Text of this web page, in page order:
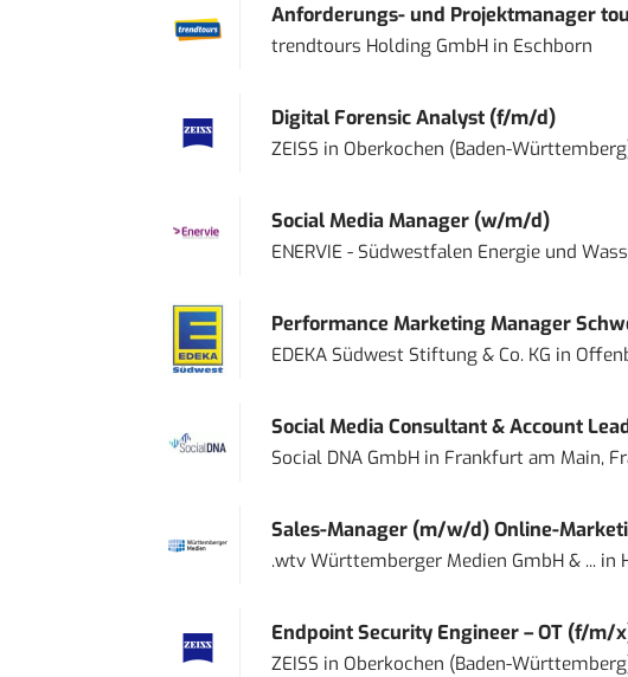
Anforderungs- und Projektmanager
trendtours Holding GmbHin Eschborn
Digital Forensic Analyst (f/m/d)
ZEISS in Oberkochen (Baden-
Social Media Manager (w/m/d)
ENERVIE - Südwestfalen Energie und
Performance Marketing Manager
EDEKA Südwest Stiftung & Co. KG in
Social Media Consultant & Account
Social DNA GmbHin Frankfurt am Main,
Sales-Manager (m/w/d) Online-
.wtv Württemberger Medien GmbH & ...in
Endpoint Security Engineer – OT (f/m/
ZEISS in Oberkochen (Baden-